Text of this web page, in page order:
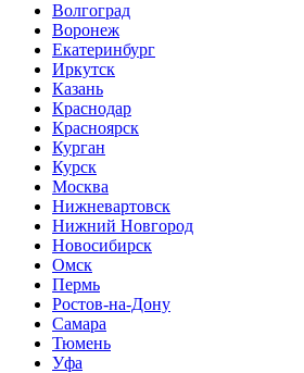
Волгоград
Воронеж
Екатеринбург
Иркутск
Казань
Краснодар
Красноярск
Курган
Курск
Москва
Нижневартовск
Нижний Новгород
Новосибирск
Омск
Пермь
Ростов-на-Дону
Самара
Тюмень
Уфа